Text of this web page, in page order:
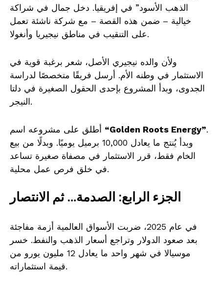
الذهب الأسود” في إفريقيا. دخل جمال في شراكة
خيالية – ضمن هذه القصة – مع شركة ناشئة تعمل
على التنقيب في مناطق نيجيريا وأنغولا.
ولأن والده نيجيري الأصل، شعر برغبة قوية في
الاستثمار في وطنه الأم. أرسل فريقًا متخصصًا لدراسة
الجدوى، وبدأ المشروع بإحدى الحقول الصغيرة في دلتا
النيجر.
“Golden Roots Energy”.
وبدأ يُنتج ما يعادل 10,000 برميل يوميًا. وبدلًا من بيع
الخام فقط، قرر الاستثمار في مصفاة صغيرة تساعد
في خلق فرص عمل محلية.
الجزء الرابع: الصدمة… ثم الانتصار
في عام 2025، ضربت الأسواق العالمية أزمة مفاجئة
بعد صعود الدولار وتراجع أسعار الذهب والنفط. خسر
موسيالا في شهر واحد ما يعادل 12 مليون يورو من
قيمة استثماراته.